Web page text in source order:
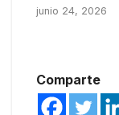
junio 24, 2026
Comparte